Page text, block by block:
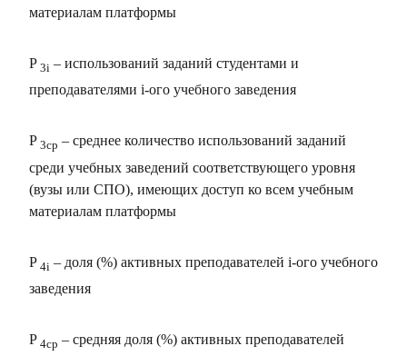
материалам платформы
P 3i – использований заданий студентами и
преподавателями i-ого учебного заведения
P 3ср – среднее количество использований заданий
среди учебных заведений соответствующего уровня
(вузы или СПО), имеющих доступ ко всем учебным
материалам платформы
P 4i – доля (%) активных преподавателей i-ого учебного
заведения
P 4ср – средняя доля (%) активных преподавателей